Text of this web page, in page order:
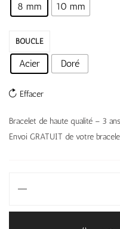
8 mm 10 mm
BOUCLE
Acier Doré
Effacer
Bracelet de haute qualité – 3
Envoi GRATUIT de votre